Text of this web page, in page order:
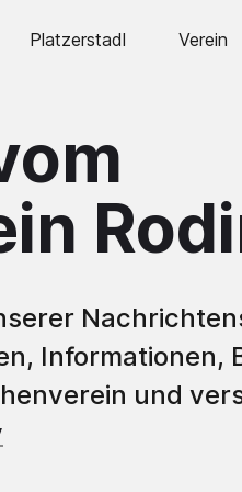
Platzerstadl Verein
Humpen
Fahne
Informationen,
und